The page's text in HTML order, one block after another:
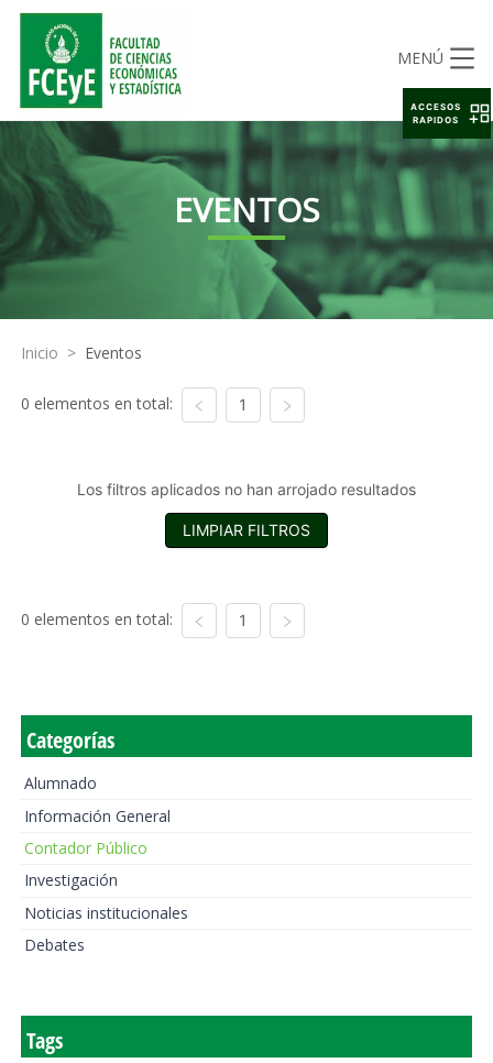
MENÚ
EVENTOS
Inicio > Eventos
0 elementos en total: 1
Los filtros aplicados no han arrojado resultados
LIMPIAR FILTROS
0 elementos en total: 1
Categorías
Alumnado
Información General
Contador Público
Investigación
Noticias institucionales
Debates
Tags
ACCESOS
RAPIDOS